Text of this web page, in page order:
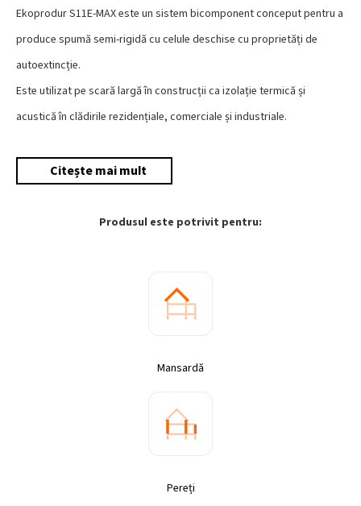
Ekoprodur S11E-MAX este un sistem bicomponent conceput pentru a
produce spumă semi-rigidă cu celule deschise cu proprietăți de
autoextincție.
Este utilizat pe scară largă în construcții ca izolație termică și
acustică în clădirile rezidențiale, comerciale și industriale.
Citește mai mult
Produsul este potrivit pentru:
Mansardă
Pereți